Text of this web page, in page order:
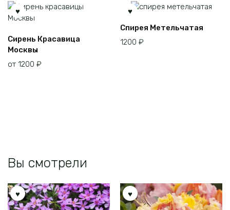
товара.
товар
Сирень Красавица
Москвы
от 1200 ₽
Спирея Метельчатая
1200 ₽
Вы смотрели